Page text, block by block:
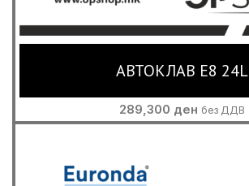
АВТОКЛАВ E8 24L
289,300 ден без ДДВ